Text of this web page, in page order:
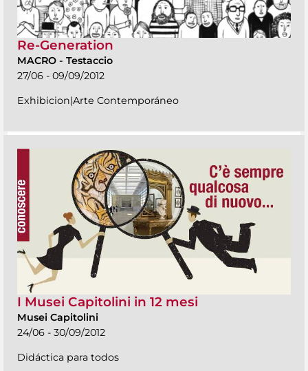
Re-Generation
MACRO - Testaccio
27/06 - 09/09/2012
Exhibicion|Arte Contemporáneo
I Musei Capitolini in 12 mesi
Musei Capitolini
24/06 - 30/09/2012
Didáctica para todos